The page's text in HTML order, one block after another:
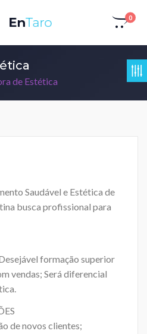
0
de Estética
Saudável e Estética de
busca profissional para
formação superior
vendas; Será diferencial
de novos clientes;